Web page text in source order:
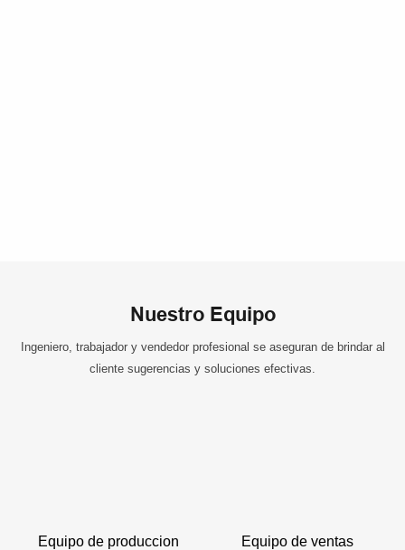
Nuestro Equipo
Ingeniero, trabajador y vendedor profesional se aseguran de brindar al
cliente sugerencias y soluciones efectivas.
Equipo de produccion Equipo de ventas